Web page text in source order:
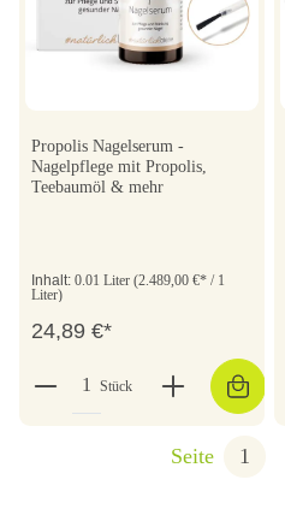
Propolis Nagelserum -
Nagelpflege mit Propolis,
Teebaumöl & mehr
Inhalt: 0.01 Liter (2.489,00 €* / 1
Liter)
24,89 €*
Stück
Seite 1